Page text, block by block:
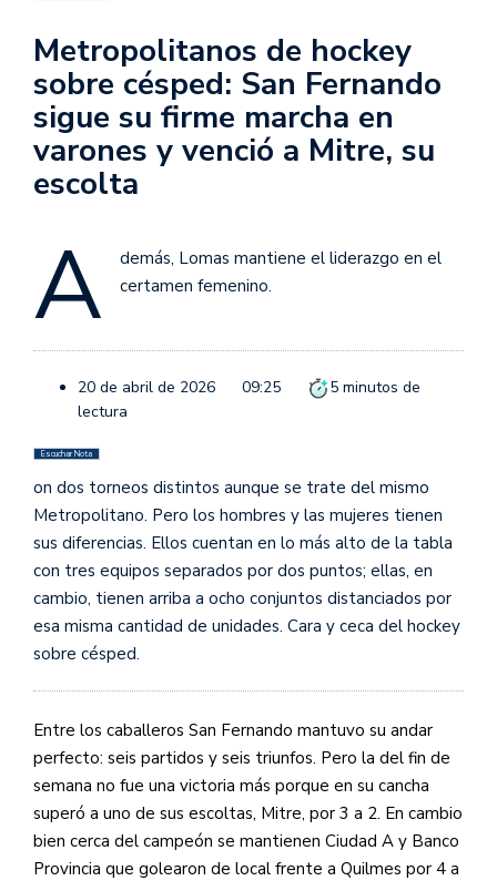
Metropolitanos de hockey
sobre césped: San Fernando
sigue su firme marcha en
varones y venció a Mitre, su
escolta
A
demás, Lomas mantiene el liderazgo en el
certamen femenino.
20 de abril de 2026 09:25 5 minutos de
lectura
Escuchar Nota
on dos torneos distintos aunque se trate del mismo
Metropolitano. Pero los hombres y las mujeres tienen
sus diferencias. Ellos cuentan en lo más alto de la tabla
con tres equipos separados por dos puntos; ellas, en
cambio, tienen arriba a ocho conjuntos distanciados por
esa misma cantidad de unidades. Cara y ceca del hockey
sobre césped.
Entre los caballeros San Fernando mantuvo su andar
perfecto: seis partidos y seis triunfos. Pero la del fin de
semana no fue una victoria más porque en su cancha
superó a uno de sus escoltas, Mitre, por 3 a 2. En cambio
bien cerca del campeón se mantienen Ciudad A y Banco
Provincia que golearon de local frente a Quilmes por 4 a